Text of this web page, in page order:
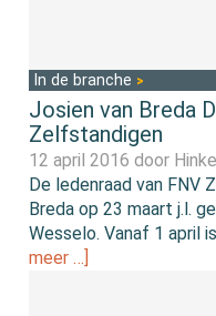
In de branche
Josien van Breda
Zelfstandigen
12 april 2016 door
De ledenraad van FNV
Breda op 23 maart j.l.
Wesselo. Vanaf 1 april
meer …]